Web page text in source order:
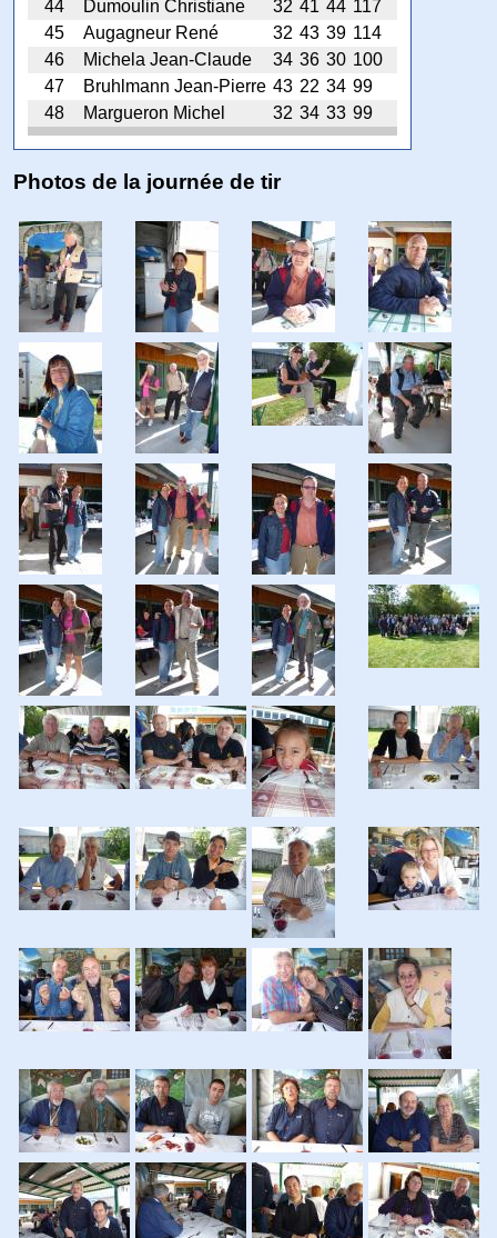
44 Dumoulin Christiane 32 41 44 117
45
Augagneur René 32 43 39 114
46
Michela Jean-Claude 34 36 30 100
47
Bruhlmann Jean-Pierre 43 22 34 99
48
Margueron Michel 32 34 33 99
Photos de la journée de tir